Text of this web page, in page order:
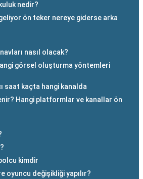
nedir?
ön teker nereye giderse arka
nasıl olacak?
görsel oluşturma yöntemleri
saat kaçta hangi kanalda
Hangi platformlar ve kanallar ön
kimdir
oyuncu değişikliği yapılır?